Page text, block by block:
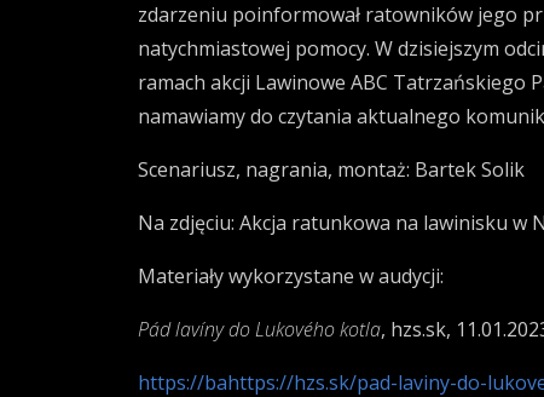
zdarzeniu poinformował ratowników jego
natychmiastowej pomocy. Wdzisiejszym
ramach akcji Lawinowe ABC Tatrzańskiego
namawiamy do czytania aktualnego
Scenariusz, nagrania, montaż: Bartek Solik
Na zdjęciu: Akcja ratunkowa na lawinisku w
Materiały wykorzystane w audycji:
Pád lavíny do Lukového kotla, hzs.sk,
https://bahttps://hzs.sk/pad-laviny-do-